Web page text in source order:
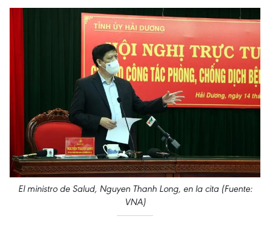
El ministro de Salud, Nguyen Thanh Long, en la cita (Fuente:
VNA)